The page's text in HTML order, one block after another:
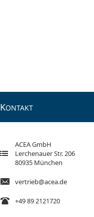
KONTAKT
ACEA GmbH
Lerchenauer Str. 206
80935 München
vertrieb@acea.de
+49 89 2121720